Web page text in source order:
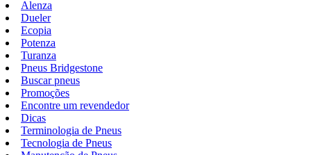
Alenza
Dueler
Ecopia
Potenza
Turanza
Pneus Bridgestone
Buscar pneus
Promoções
Encontre um revendedor
Dicas
Terminologia de Pneus
Tecnologia de Pneus